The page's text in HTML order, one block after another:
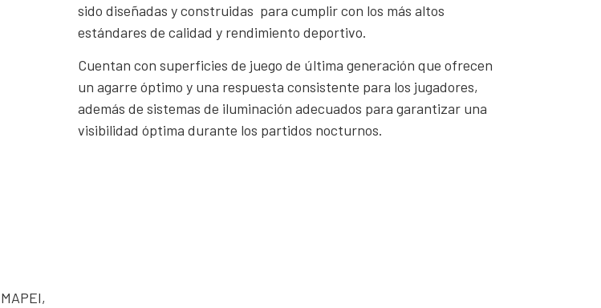
sido diseñadas y construidas para cumplir con los más altos
estándares de calidad y rendimiento deportivo.
Cuentan con superficies de juego de última generación que ofrecen
un agarre óptimo y una respuesta consistente para los jugadores,
además de sistemas de iluminación adecuados para garantizar una
visibilidad óptima durante los partidos nocturnos.